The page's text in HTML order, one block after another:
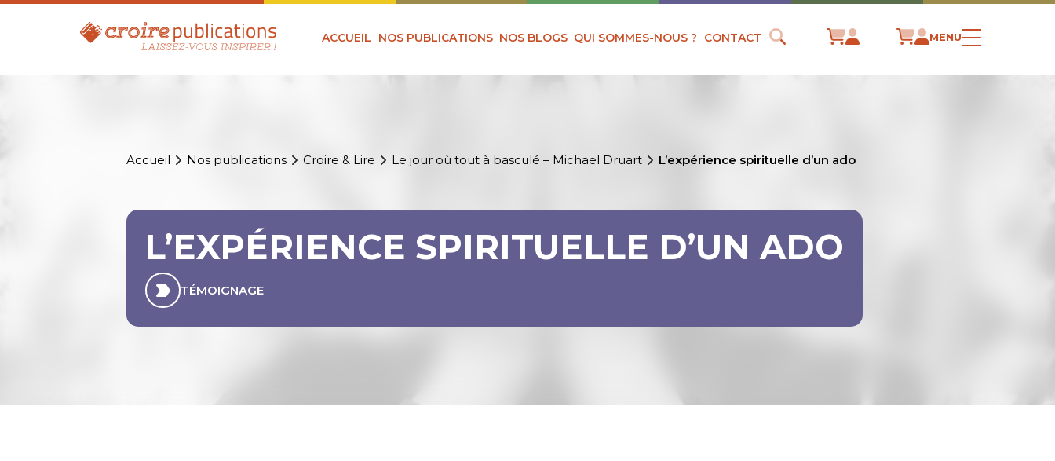
ACCUEIL NOS PUBLICATIONS NOS BLOGS QUI SOMMES-NOUS ? CONTACT MENU
Accueil Nos publications Croire & Lire Le jour où tout à basculé – Michael Druart L’expérience spirituelle d’un ado
L’EXPÉRIENCE SPIRITUELLE D’UN ADO
TÉMOIGNAGE